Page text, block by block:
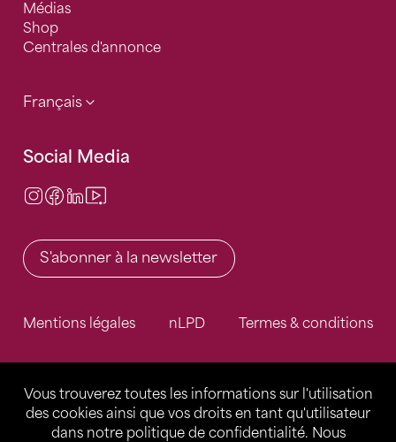
Vous trouverez toutes les informations sur l'utilisation
des cookies ainsi que vos droits en tant qu'utilisateur
dans notre politique de confidentialité. Nous
Médias
Shop
Centrales d'annonce
Français
Social Media
Instagram
Facebook
LinkedIn
S'abonner à la newsletter
Mentions légales nLPD Termes & conditions